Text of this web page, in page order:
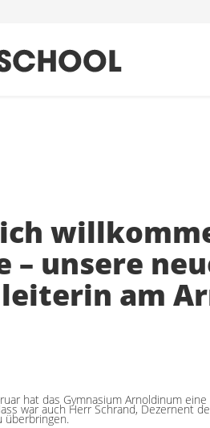
– unsere
am
hat das Gymnasium Arnoldinum
war auch Herr Schrand, Dezernent
überbringen.